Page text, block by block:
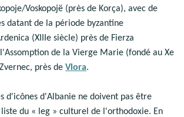
Voskopojë (près de Korça), avec de
datant de la période byzantine
(XIIIe siècle) près de Fierza
de la Vierge Marie (fondé au Xe
près de Vlora.
d'icônes d'Albanie ne doivent pas être
du « leg » culturel de l'orthodoxie. En